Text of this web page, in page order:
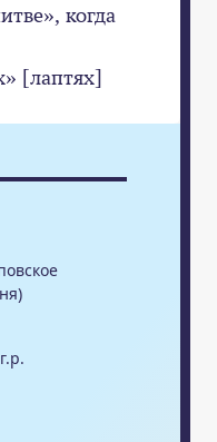
когда
[лаптях]